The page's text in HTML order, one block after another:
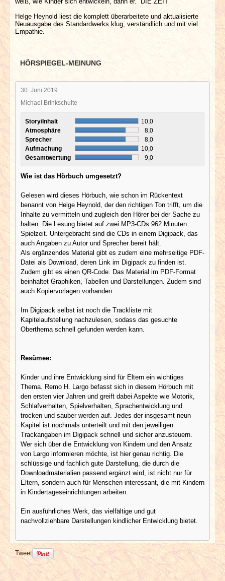
Helge Heynold liest die komplett überarbeitete und aktualisierte
Neuausgabe des Standardwerks klug, verständlich und mit viel
Empathie.
HÖRSPIEGEL-MEINUNG
30. Juni 2019
Michael Brinkschulte
Story/Inhalt
10,0
Atmosphäre
8,0
Sprecher
8,0
Aufmachung
10,0
Gesamtwertung
9,0
Wie ist das Hörbuch umgesetzt?
Gelesen wird dieses Hörbuch, wie schon im Rückentext
benannt von Helge Heynold, der den richtigen Ton trifft, um die
Inhalte zu vermitteln und zugleich den Hörer bei der Sache zu
halten. Die Lesung bietet auf zwei MP3-CDs 962 Minuten
Spielzeit. Untergebracht sind die CDs in einem Digipack, das
auch Angaben zu Autor und Sprecher bereit hält.
Als ergänzendes Material gibt es zudem eine mehrseitige PDF-
Datei als Download, deren Link im Digipack zu finden ist.
Zudem gibt es einen QR-Code. Das Material im PDF-Format
beinhaltet Graphiken, Tabellen und Darstellungen. Zudem sind
auch Kopiervorlagen vorhanden.
Im Digipack selbst ist noch die Trackliste mit
Kapitelaufstellung nachzulesen, sodass das gesuchte
Oberthema schnell gefunden werden kann.
Resümee:
Kinder und ihre Entwicklung sind für Eltern ein wichtiges
Thema. Remo H. Largo befasst sich in diesem Hörbuch mit
den ersten vier Jahren und greift dabei Aspekte wie Motorik,
Schlafverhalten, Spielverhalten, Sprachentwicklung und
trocken und sauber werden auf. Jedes der insgesamt neun
Kapitel ist nochmals unterteilt und mit den jeweiligen
Trackangaben im Digipack schnell und sicher anzusteuern.
Wer sich über die Entwicklung von Kindern und den Ansatz
von Largo informieren möchte, ist hier genau richtig. Die
schlüssige und fachlich gute Darstellung, die durch die
Downloadmaterialien passend ergänzt wird, ist nicht nur für
Eltern, sondern auch für Menschen interessant, die mit Kindern
in Kindertageseinrichtungen arbeiten.
Ein ausführliches Werk, das vielfältige und gut
nachvollziehbare Darstellungen kindlicher Entwicklung bietet.
Tweet